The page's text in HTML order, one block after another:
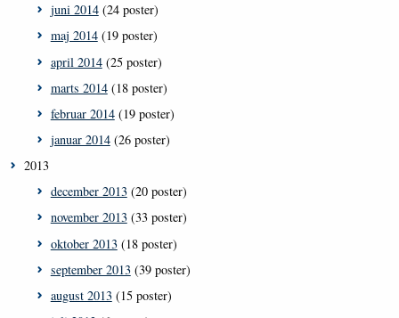
juni 2014(24 poster)
maj 2014(19 poster)
april 2014(25 poster)
marts 2014(18 poster)
februar 2014(19 poster)
januar 2014(26 poster)
2013
december 2013(20 poster)
november 2013(33 poster)
oktober 2013(18 poster)
september 2013(39 poster)
august 2013(15 poster)